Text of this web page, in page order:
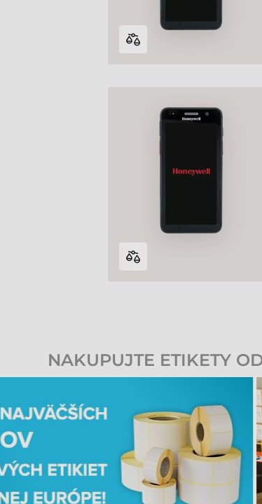
NAKUPUJTE ETIKETY